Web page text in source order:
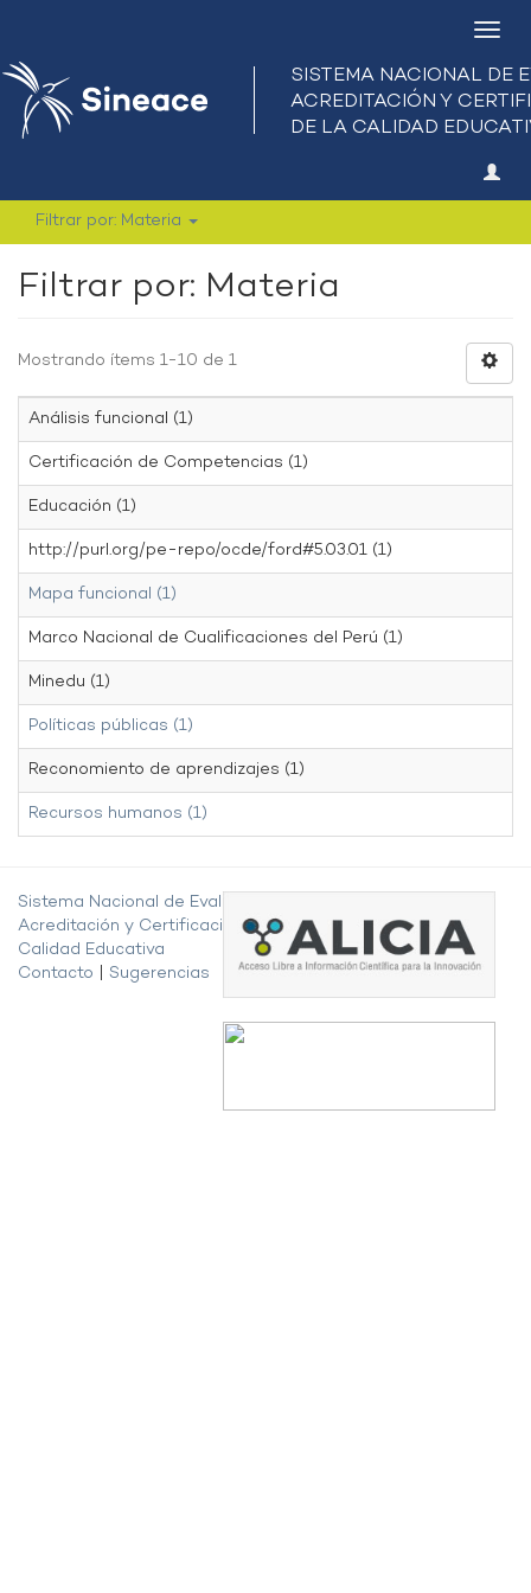
Filtrar por: Materia
Filtrar por: Materia
Mostrando ítems 1-10 de 1
Análisis funcional (1)
Certificación de Competencias (1)
Educación (1)
http://purl.org/pe-repo/ocde/ford#5.03.01 (1)
Mapa funcional (1)
Marco Nacional de Cualificaciones del Perú (1)
Minedu (1)
Políticas públicas (1)
Reconomiento de aprendizajes (1)
Recursos humanos (1)
Sistema Nacional de Evaluación,
Acreditación y Certificación de la
Calidad Educativa
Contacto
Sugerencias